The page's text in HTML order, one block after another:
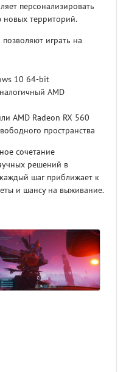
персонализировать
территорий.
играть на
10 64-bit
AMD
AMD Radeon RX 560
пространства
сочетание
решений в
шаг приближает к
и шансу на выживание.